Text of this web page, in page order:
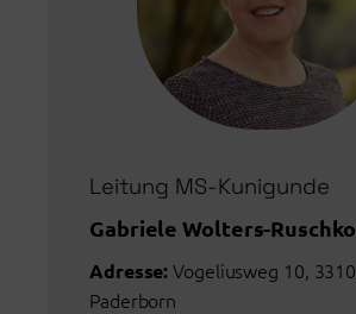
Leitung MS-Kunigunde
Gabriele Wolters-
Adresse:Vogeliusweg 10,
Paderborn